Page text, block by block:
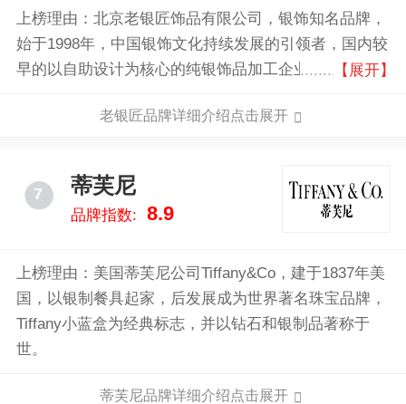
上榜理由：北京老银匠饰品有限公司，银饰知名品牌，
始于1998年，中国银饰文化持续发展的引领者，国内较
早的以自助设计为核心的纯银饰品加工企业之一，以富
【展开】
老银匠品牌详细介绍点击展开
7 蒂芙尼
品牌指数: 8.9
上榜理由：美国蒂芙尼公司Tiffany&Co，建于1837年美
国，以银制餐具起家，后发展成为世界著名珠宝品牌，
Tiffany小蓝盒为经典标志，并以钻石和银制品著称于
世。
蒂芙尼品牌详细介绍点击展开